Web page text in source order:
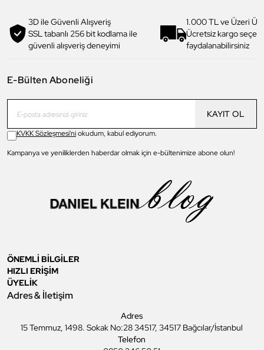
3D ile Güvenli Alışveriş
SSL tabanlı 256 bit kodlama ile
güvenli alışveriş deneyimi
1.000 TL ve Üzeri
Ücretsiz kargo
faydalanabilirsiniz
E-Bülten Aboneliği
KAYIT OL
KVKK Sözleşmesi'niokudum, kabul ediyorum.
Kampanya ve yeniliklerden haberdar olmak için e-bültenimize abone olun!
ÖNEMLİ BİLGİLER
HIZLI ERİŞİM
ÜYELİK
Adres & İletişim
Adres
15 Temmuz, 1498. Sokak No:28 34517, 34517 Bağcılar/İstanbul
Telefon